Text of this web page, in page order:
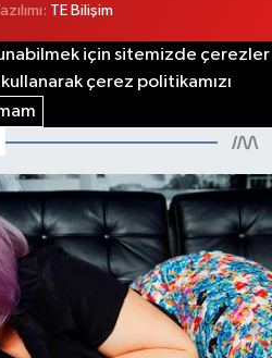
TE Bilişim
için sitemizde çerezler
çerez politikamızı